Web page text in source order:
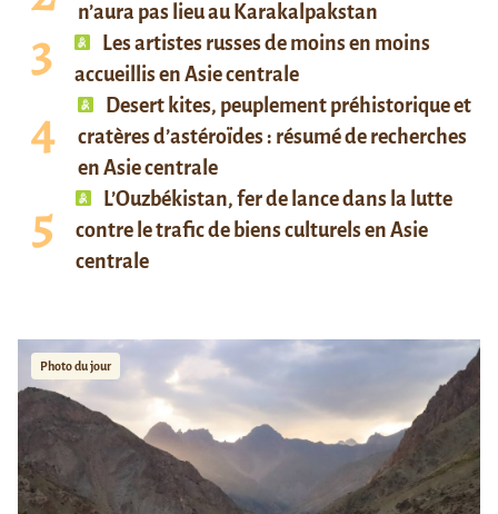
n’aura pas lieu au Karakalpakstan
Les artistes russes de moins en moins
accueillis en Asie centrale
Desert kites, peuplement préhistorique et
cratères d’astéroïdes : résumé de recherches
en Asie centrale
L’Ouzbékistan, fer de lance dans la lutte
contre le trafic de biens culturels en Asie
centrale
Photo du jour